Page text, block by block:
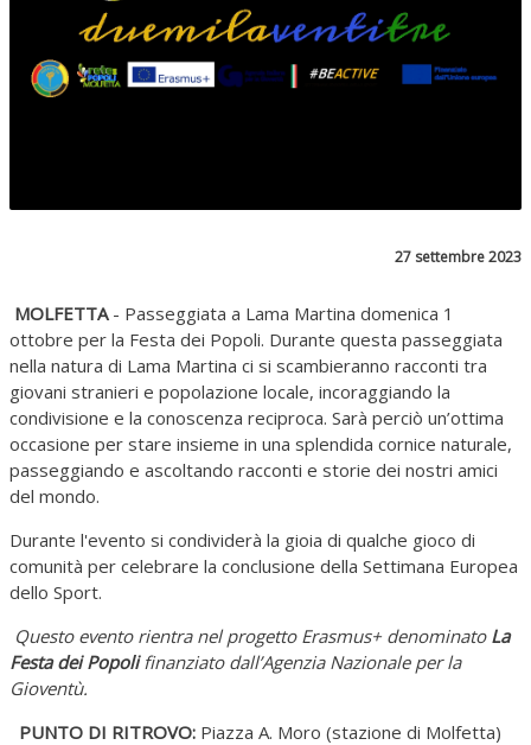
27 settembre 2023
MOLFETTA- Passeggiata a Lama Martina domenica 1
ottobre per la Festa dei Popoli. Durante questa passeggiata
nella natura di Lama Martina ci si scambieranno racconti tra
giovani stranieri e popolazione locale, incoraggiando la
condivisione e la conoscenza reciproca. Sarà perciò un’ottima
occasione per stare insieme in una splendida cornice naturale,
passeggiando e ascoltando racconti e storie dei nostri amici
del mondo.
Durante l'evento si condividerà la gioia di qualche gioco di
comunità per celebrare la conclusione della Settimana Europea
dello Sport.
Questo evento rientra nel progetto Erasmus+ denominato La
Festa dei Popolifinanziato dall’Agenzia Nazionale per la
Gioventù.
PUNTO DI RITROVO: Piazza A. Moro (stazione di Molfetta)